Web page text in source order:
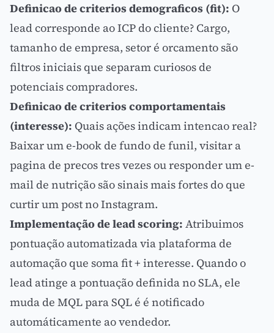
Definicao de criterios demograficos (fit): O
lead corresponde aoICPdo cliente? Cargo,
tamanho de empresa, setor é orcamento são
filtros iniciais que separam curiosos de
potenciais compradores.
Definicao de criterios comportamentais
(interesse): Quais ações indicam intencao real?
Baixar um e-bookde fundo de funil, visitar a
pagina de precos tres vezes ou responder um e-
mail de nutrição são sinais mais fortes do que
curtir um post no Instagram.
Implementação delead scoring: Atribuimos
pontuação automatizada viaplataforma de
automaçãoque soma fit + interesse. Quando o
lead atinge a pontuação definida no SLA, ele
muda de MQL para SQL é é notificado
automáticamente ao vendedor.